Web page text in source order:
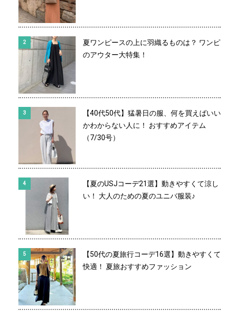
夏ワンピースの上に羽織るものは？ ワンピ
のアウター大特集！
【40代50代】猛暑日の服、何を買えばいい
かわからない人に！ おすすめアイテム
（7/30号）
【夏のUSJコーデ21選】動きやすくて涼し
い！ 大人のための夏のユニバ服装♪
【50代の夏旅行コーデ16選】動きやすくて
快適！ 夏旅おすすめファッション